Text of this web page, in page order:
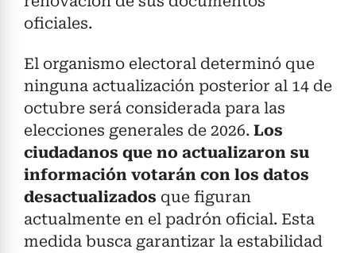
oficiales.
El organismo electoral determinó que
ninguna actualización posterior al 14 de
octubre será considerada para las
elecciones generales de 2026. Los
ciudadanos que no actualizaron su
información votarán con los datos
desactualizados que figuran
actualmente en el padrón oficial. Esta
medida busca garantizar la estabilidad